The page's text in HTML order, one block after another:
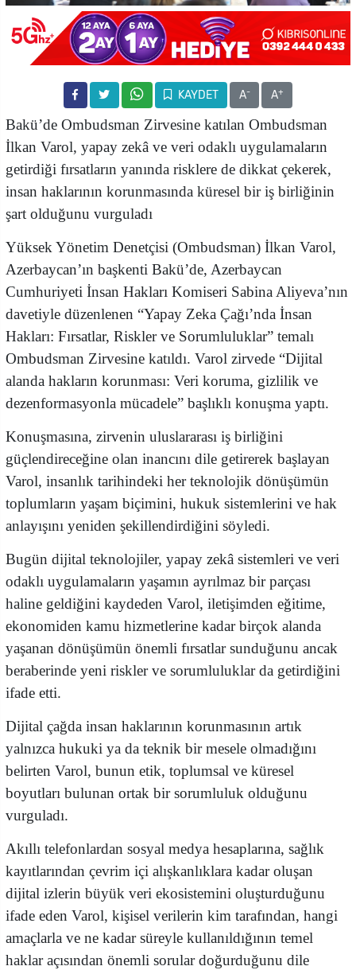
KAYDET A- A+
Bakü’de Ombudsman Zirvesine katılan Ombudsman
İlkan Varol, yapay zekâ ve veri odaklı uygulamaların
getirdiği fırsatların yanında risklere de dikkat çekerek,
insan haklarının korunmasında küresel bir iş birliğinin
şart olduğunu vurguladı
Yüksek Yönetim Denetçisi (Ombudsman) İlkan Varol,
Azerbaycan’ın başkenti Bakü’de, Azerbaycan
Cumhuriyeti İnsan Hakları Komiseri Sabina Aliyeva’nın
davetiyle düzenlenen “Yapay Zeka Çağı’nda İnsan
Hakları: Fırsatlar, Riskler ve Sorumluluklar” temalı
Ombudsman Zirvesine katıldı. Varol zirvede “Dijital
alanda hakların korunması: Veri koruma, gizlilik ve
dezenformasyonla mücadele” başlıklı konuşma yaptı.
Konuşmasına, zirvenin uluslararası iş birliğini
güçlendireceğine olan inancını dile getirerek başlayan
Varol, insanlık tarihindeki her teknolojik dönüşümün
toplumların yaşam biçimini, hukuk sistemlerini ve hak
anlayışını yeniden şekillendirdiğini söyledi.
Bugün dijital teknolojiler, yapay zekâ sistemleri ve veri
odaklı uygulamaların yaşamın ayrılmaz bir parçası
haline geldiğini kaydeden Varol, iletişimden eğitime,
ekonomiden kamu hizmetlerine kadar birçok alanda
yaşanan dönüşümün önemli fırsatlar sunduğunu ancak
beraberinde yeni riskler ve sorumluluklar da getirdiğini
ifade etti.
Dijital çağda insan haklarının korunmasının artık
yalnızca hukuki ya da teknik bir mesele olmadığını
belirten Varol, bunun etik, toplumsal ve küresel
boyutları bulunan ortak bir sorumluluk olduğunu
vurguladı.
Akıllı telefonlardan sosyal medya hesaplarına, sağlık
kayıtlarından çevrim içi alışkanlıklara kadar oluşan
dijital izlerin büyük veri ekosistemini oluşturduğunu
ifade eden Varol, kişisel verilerin kim tarafından, hangi
amaçlarla ve ne kadar süreyle kullanıldığının temel
haklar açısından önemli sorular doğurduğunu dile